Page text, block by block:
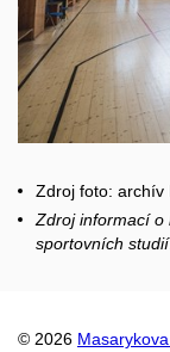
Zdroj foto: archív
Zdroj informací o
sportovních studií
© 2026